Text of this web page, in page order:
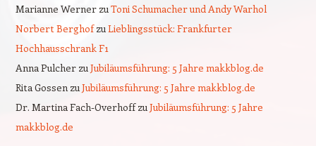
Marianne WernerzuToni Schumacher und Andy Warhol
Norbert BerghofzuLieblingsstück: Frankfurter
Hochhausschrank F1
Anna PulcherzuJubiläumsführung: 5 Jahre makkblog.de
Rita GossenzuJubiläumsführung: 5 Jahre makkblog.de
Dr. Martina Fach-OverhoffzuJubiläumsführung: 5 Jahre
makkblog.de